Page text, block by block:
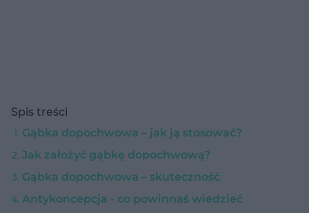
Spis treści
Gąbka dopochwowa – jak ją stosować?
Jak założyć gąbkę dopochwową?
Gąbka dopochwowa – skuteczność
Antykoncepcja - co powinnaś wiedzieć